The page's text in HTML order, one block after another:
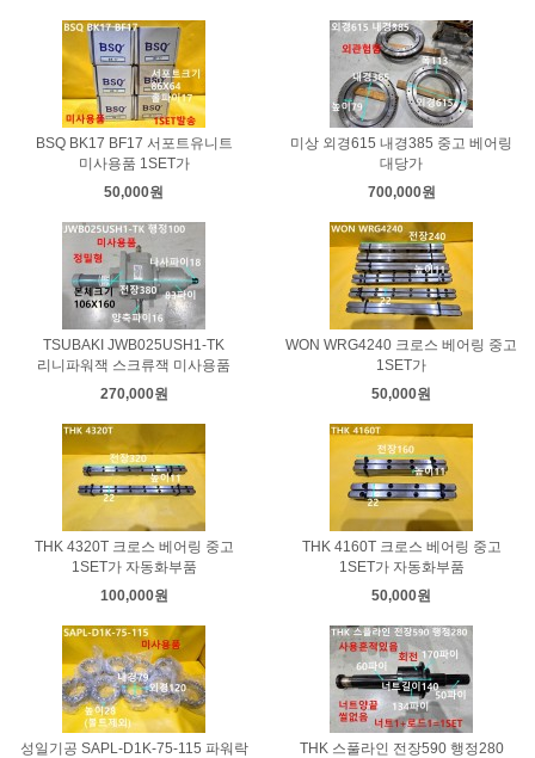
BSQ BK17 BF17 서포트유니트
미사용품 1SET가
50,000원
미상 외경615 내경385 중고 베어링
대당가
700,000원
TSUBAKI JWB025USH1-TK
리니파워잭 스크류잭 미사용품
270,000원
WON WRG4240 크로스 베어링 중고
1SET가
50,000원
THK 4320T 크로스 베어링 중고
1SET가 자동화부품
100,000원
THK 4160T 크로스 베어링 중고
1SET가 자동화부품
50,000원
성일기공 SAPL-D1K-75-115 파워락
THK 스풀라인 전장590 행정280